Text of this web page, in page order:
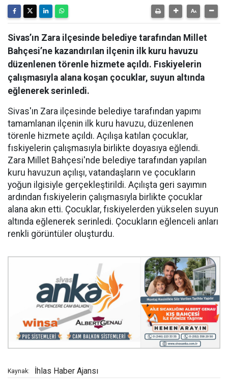
Sivas’ın Zara ilçesinde belediye tarafından Millet
Bahçesi’ne kazandırılan ilçenin ilk kuru havuzu
düzenlenen törenle hizmete açıldı. Fıskiyelerin
çalışmasıyla alana koşan çocuklar, suyun altında
eğlenerek serinledi.
Sivas'ın Zara ilçesinde belediye tarafından yapımı
tamamlanan ilçenin ilk kuru havuzu, düzenlenen
törenle hizmete açıldı. Açılışa katılan çocuklar,
fıskiyelerin çalışmasıyla birlikte doyasıya eğlendi.
Zara Millet Bahçesi'nde belediye tarafından yapılan
kuru havuzun açılışı, vatandaşların ve çocukların
yoğun ilgisiyle gerçekleştirildi. Açılışta geri sayımın
ardından fıskiyelerin çalışmasıyla birlikte çocuklar
alana akın etti. Çocuklar, fıskiyelerden yükselen suyun
altında eğlenerek serinledi. Çocukların eğlenceli anları
renkli görüntüler oluşturdu.
Kaynak: İhlas Haber Ajansı